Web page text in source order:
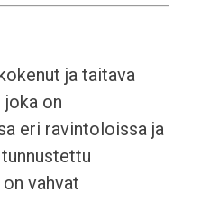
ja taitava
on
eri ravintoloissa ja
vahvat